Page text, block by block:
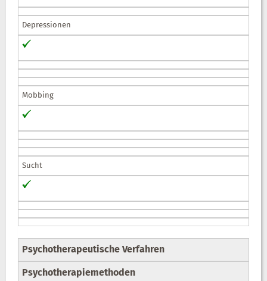
Depressionen
Mobbing
Sucht
Psychotherapeutische Verfahren
Psychotherapiemethoden